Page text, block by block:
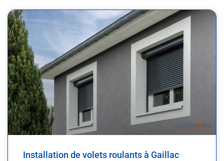
Installation de volets roulants à Gaillac